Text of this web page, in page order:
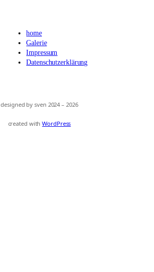
home
Galerie
Impressum
Datenschutzerklärung
designed by sven 2024 – 2026
created withWordPress